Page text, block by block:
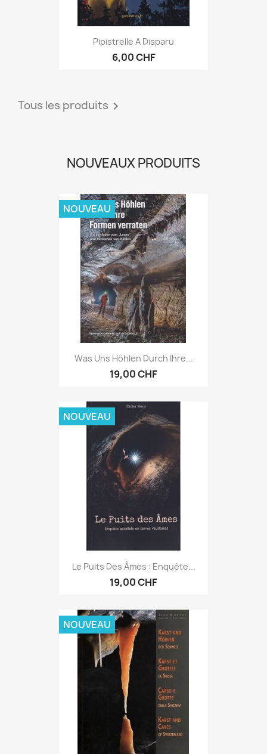
Pipistrelle A Disparu
6,00 CHF
Tous les produits 
NOUVEAUX PRODUITS
Was Uns Höhlen Durch Ihre...
19,00 CHF
NOUVEAU
Le Puits Des Âmes : Enquête...
19,00 CHF
NOUVEAU
NOUVEAU